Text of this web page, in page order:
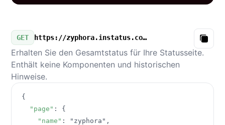
GET https://zyphora.instatus.com/v3/summary.json
Copy
Erhalten Sie den Gesamtstatus für Ihre Statusseite.
Enthält keine Komponenten und historischen
Hinweise.
{
"page" :
{
"name" : "zyphora" ,